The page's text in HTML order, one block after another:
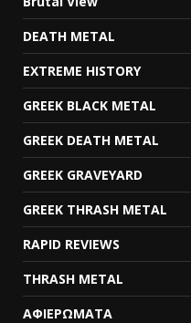
DEATH METAL
EXTREME HISTORY
GREEK BLACK METAL
GREEK DEATH METAL
GREEK GRAVEYARD
GREEK THRASH METAL
RAPID REVIEWS
THRASH METAL
ΑΦΙΕΡΩΜΑΤΑ